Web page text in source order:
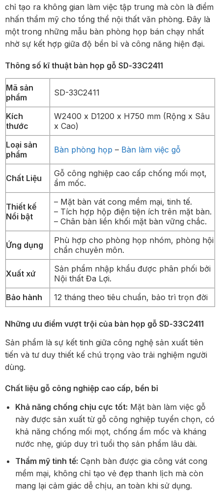
chỉ tạo ra không gian làm việc tập trung mà còn là điểm
nhấn thẩm mỹ cho tổng thể nội thất văn phòng. Đây là
một trong những mẫu bàn phòng họp bán chạy nhất
nhờ sự kết hợp giữa độ bền bỉ và công năng hiện đại.
Thông số kĩ thuật bàn họp gỗ SD-33C2411
Mã sản
phẩm
SD-33C2411
Kích
thước
W2400 x D1200 x H750 mm (Rộng x Sâu
x Cao)
Loại sản
phẩm
Bàn phòng họp – Bàn làm việc gỗ
Chất Liệu
Gỗ công nghiệp cao cấp chống mối mọt,
ẩm mốc.
Thiết kế
Nổi bật
– Mặt bàn vát cong mềm mại, tinh tế.
– Tích hợp hộp điện tiện ích trên mặt bàn.
– Chân bàn liền khối mặt bàn vững chắc.
Ứng dụng
Phù hợp cho phòng họp nhóm, phòng hội
chẩn chuyên môn.
Xuất xứ
Sản phẩm nhập khẩu được phân phối bởi
Nội thất Đa Lợi.
Bảo hành
12 tháng theo tiêu chuẩn, bảo trì trọn đời
Những ưu điểm vượt trội của bàn họp gỗ SD-33C2411
Sản phẩm là sự kết tinh giữa công nghệ sản xuất tiên
tiến và tư duy thiết kế chú trọng vào trải nghiệm người
dùng.
Chất liệu gỗ công nghiệp cao cấp, bền bỉ
Khả năng chống chịu cực tốt: Mặt bàn làm việc gỗ
này được sản xuất từ gỗ công nghiệp tuyển chọn, có
khả năng chống mối mọt, chống ẩm mốc và kháng
nước nhẹ, giúp duy trì tuổi thọ sản phẩm lâu dài.
Thẩm mỹ tinh tế: Cạnh bàn được gia công vát cong
mềm mại, không chỉ tạo vẻ đẹp thanh lịch mà còn
mang lại cảm giác dễ chịu, an toàn khi sử dụng.